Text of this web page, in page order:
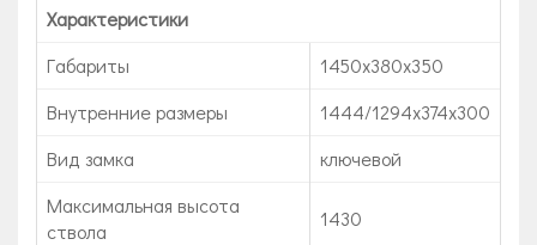
Характеристики
Габариты
1450x380x350
Внутренние размеры
1444/1294x374x300
Вид замка
ключевой
Максимальная высота
ствола
1430